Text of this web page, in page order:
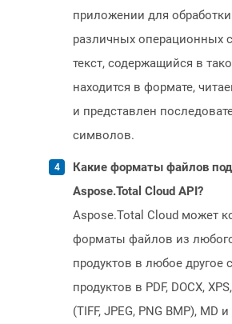
приложении для обработки
различных операционных
текст, содержащийся в
находится в формате,
и представлен
символов.
Какие форматы файлов
Aspose.Total Cloud API?
Aspose.Total Cloud может
форматы файлов из
продуктов в любое другое
продуктов в PDF, DOCX,
(TIFF, JPEG, PNG BMP), MD